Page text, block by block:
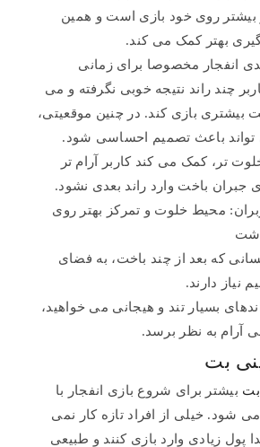
بیشتر روی خود بازی است و همین
بهتر کمک می کند.
انفجار مخصوصا برای زمانی
چند راند نتیجه خوبی نگرفته و می
بیشتری بازی کند. در چنین موقعیتی،
باعث تصمیم احساسی شود.
تر، کمک می کند کاربر آرام تر
جبران باخت وارد راند بعدی نشود.
محیط خلوت و تمرکز بهتر روی
که بعد از چند باخت، به فضای
نیاز دارند.
بسیار تند و هیجانی می خواهید،
آرام به نظر برسد.
بت
بت بیشتر برای شروع بازی انفجار با
می شود. خیلی از افراد تازه کار نمی
پول زیادی وارد بازی کنند و طبیعی